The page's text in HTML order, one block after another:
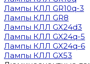
Лампы КЛЛ GR10q-3
Лампы КЛЛ GR8
Лампы КЛЛ GX24d3
Лампы КЛЛ GX24q-5
Лампы КЛЛ GX24q-6
Лампы КЛЛ GX53